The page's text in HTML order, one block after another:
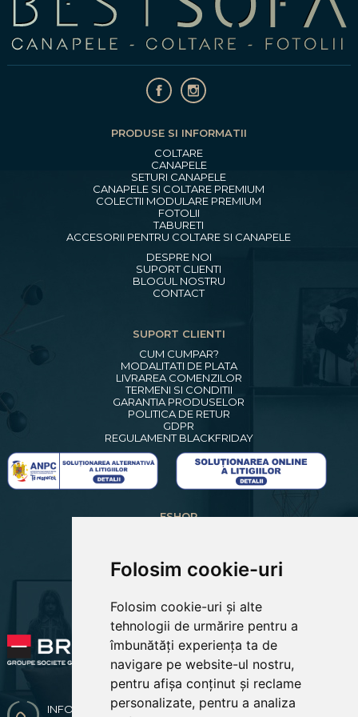
Folosim cookie-uri
Folosim cookie-uri și alte
tehnologii de urmărire pentru a
îmbunătăți experiența ta de
navigare pe website-ul nostru,
pentru afișa conținut și reclame
personalizate, pentru a analiza
PRODUSE SI INFORMATII
COLTARE
CANAPELE
SETURI CANAPELE
CANAPELE SI COLTARE PREMIUM
COLECTII MODULARE PREMIUM
FOTOLII
TABURETI
ACCESORII PENTRU COLTARE SI CANAPELE
DESPRE NOI
SUPORT CLIENTI
BLOGUL NOSTRU
CONTACT
SUPORT CLIENTI
CUM CUMPAR?
MODALITATI DE PLATA
LIVRAREA COMENZILOR
TERMENI SI CONDITII
GARANTIA PRODUSELOR
POLITICA DE RETUR
GDPR
REGULAMENT BLACKFRIDAY
ESHOP
RECUPERARE PAROLA
EDITARE PROFIL
PREFERINTE COOKIES
INFO & COMENZI